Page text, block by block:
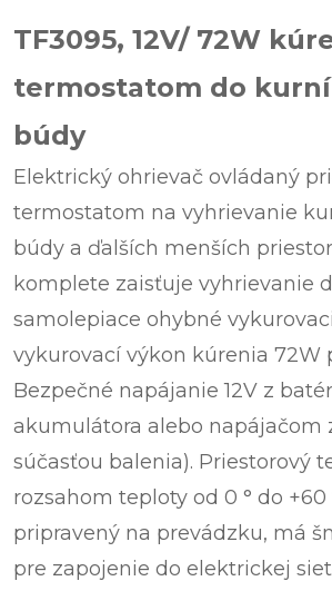
TF3095, 12V/ 72W
termostatom do
búdy
Elektrický ohrievač ovládaný
termostatom na vyhrievanie
búdy a ďalších menších
komplete zaisťuje vyhrievanie
samolepiace ohybné
vykurovací výkon kúrenia 72W
Bezpečné napájanie 12V z
akumulátora alebo napájačom
súčasťou balenia). Priestorový
rozsahom teploty od 0 ° do +60
pripravený na prevádzku, má
pre zapojenie do elektrickej